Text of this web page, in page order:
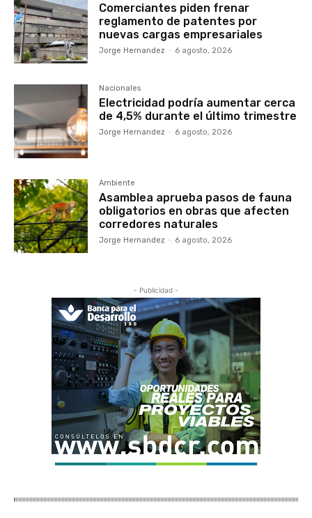
Comerciantes piden frenar
reglamento de patentes por
nuevas cargas empresariales
Jorge Hernandez - 6 agosto, 2026
Nacionales
Electricidad podría aumentar cerca
de 4,5% durante el último trimestre
Jorge Hernandez - 6 agosto, 2026
Ambiente
Asamblea aprueba pasos de fauna
obligatorios en obras que afecten
corredores naturales
Jorge Hernandez - 6 agosto, 2026
- Publicidad -